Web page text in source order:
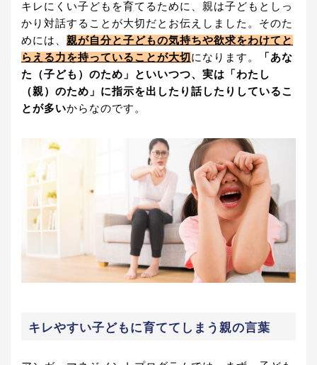
キレにくい子どもを育てるために、親は子どもとしっ
かり対話することが大切だとお伝えしました。そのた
めには、 親が自分と子どもの気持ちや欲求をわけてと
らえる力を持っていることが大切 になります。
「あな
た（子ども）のため」といいつつ、実は「わたし
（親）のため」に指示を出したり話したりしているこ
とが多いからなのです。
キレやすい子どもに育ててしまう親の言葉